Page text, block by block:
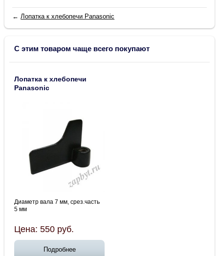
←Лопатка к хлебопечи Panasonic
С этим товаром чаще всего покупают
Лопатка к хлебопечи
Panasonic
Диаметр вала 7 мм, срез.часть
5 мм
Цена:550 руб.
Подробнее